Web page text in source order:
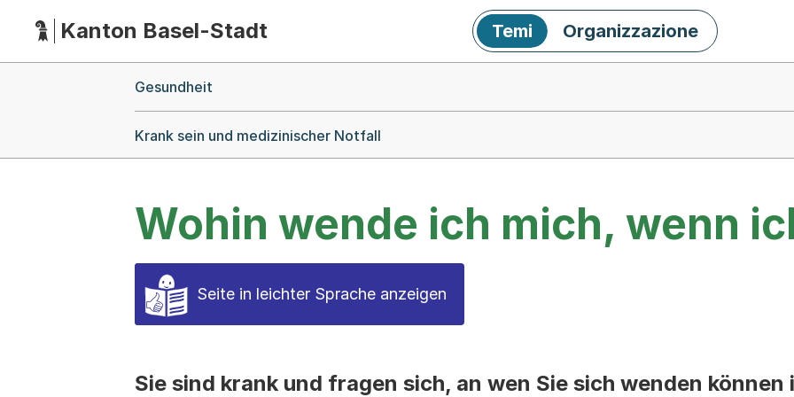
HauptnavigationKanton Basel-Stadt Temi Organizzazione
Gesundheit
Krank sein und medizinischer Notfall
Wohin wende ich mich, wenn
Seite in leichter Sprache anzeigen
Sie sind krank und fragen sich, an wen Sie sich wenden